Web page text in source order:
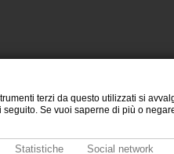
terzi da questo utilizzati si
seguito. Se vuoi saperne di più o
Statistiche Social network